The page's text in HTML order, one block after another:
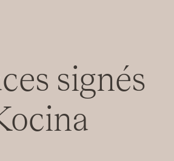
signés